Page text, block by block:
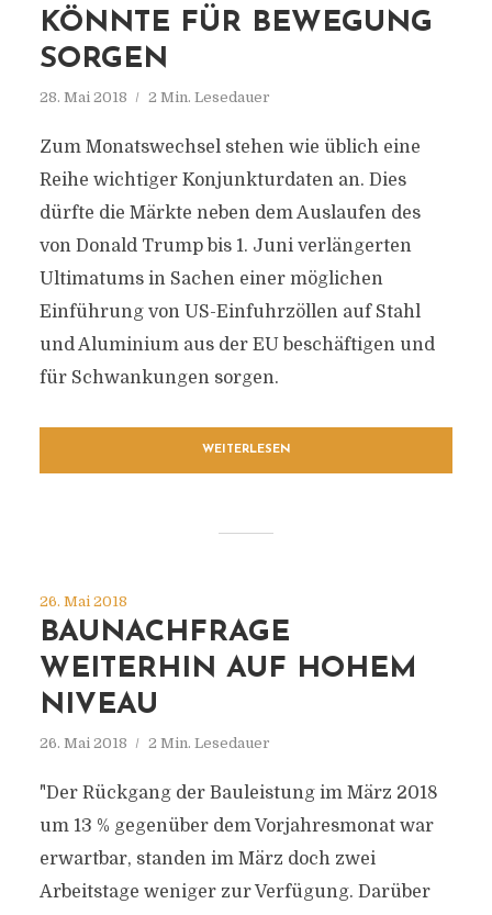
KÖNNTE FÜR BEWEGUNG
SORGEN
28. Mai 2018 2 Min. Lesedauer
Zum Monatswechsel stehen wie üblich eine
Reihe wichtiger Konjunkturdaten an. Dies
dürfte die Märkte neben dem Auslaufen des
von Donald Trump bis 1. Juni verlängerten
Ultimatums in Sachen einer möglichen
Einführung von US-Einfuhrzöllen auf Stahl
und Aluminium aus der EU beschäftigen und
für Schwankungen sorgen.
WEITERLESEN
26. Mai 2018
BAUNACHFRAGE
WEITERHIN AUF HOHEM
NIVEAU
26. Mai 2018 2 Min. Lesedauer
"Der Rückgang der Bauleistung im März 2018
um 13 % gegenüber dem Vorjahresmonat war
erwartbar, standen im März doch zwei
Arbeitstage weniger zur Verfügung. Darüber